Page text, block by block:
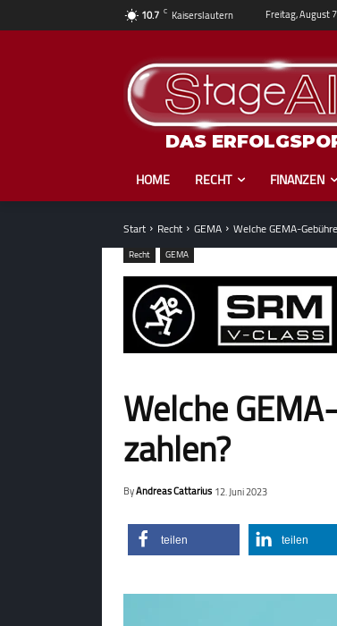
10.7 C Kaiserslautern Freitag, August
DAS
HOME RECHT FINANZEN
Start Recht GEMA Welche GEMA-
Recht GEMA
Welche
zahlen?
ByAndreas Cattarius 12. Juni 2023
teilen teilen